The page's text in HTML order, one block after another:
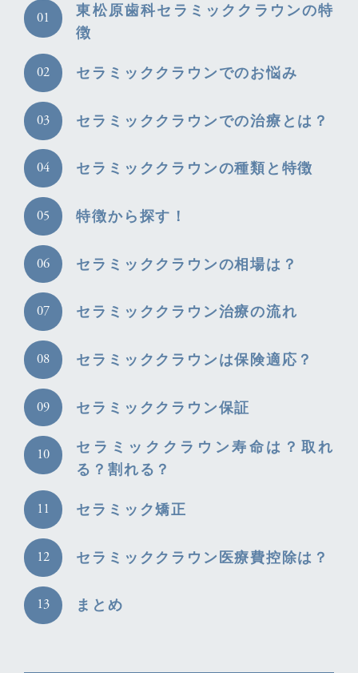
東松原歯科セラミッククラウンの特
徴
セラミッククラウンでのお悩み
セラミッククラウンでの治療とは？
セラミッククラウンの種類と特徴
特徴から探す！
セラミッククラウンの相場は？
セラミッククラウン治療の流れ
セラミッククラウンは保険適応？
セラミッククラウン保証
セラミッククラウン寿命は？取れ
る？割れる？
セラミック矯正
セラミッククラウン医療費控除は？
まとめ